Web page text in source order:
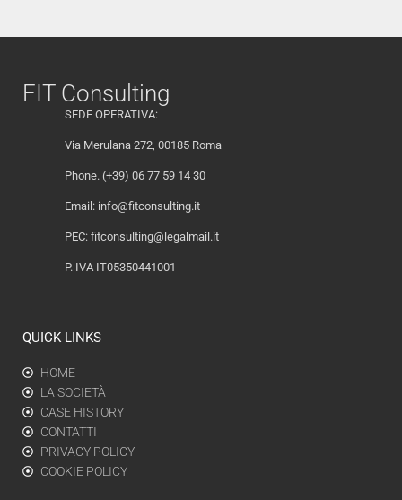
FIT Consulting
SEDE OPERATIVA:
Via Merulana 272, 00185 Roma
Phone. (+39) 06 77 59 14 30
Email: info@fitconsulting.it
PEC: fitconsulting@legalmail.it
P. IVA IT05350441001
QUICK LINKS
HOME
LA SOCIETÀ
CASE HISTORY
CONTATTI
PRIVACY POLICY
COOKIE POLICY